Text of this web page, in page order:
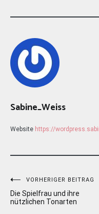
Sabine_Weiss
Website https://
VORHERIGER BEITRAG
Die Spielfrau und ihre
nützlichen Tonarten